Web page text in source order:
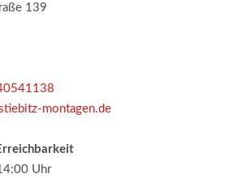
139
montagen.de
Uhr